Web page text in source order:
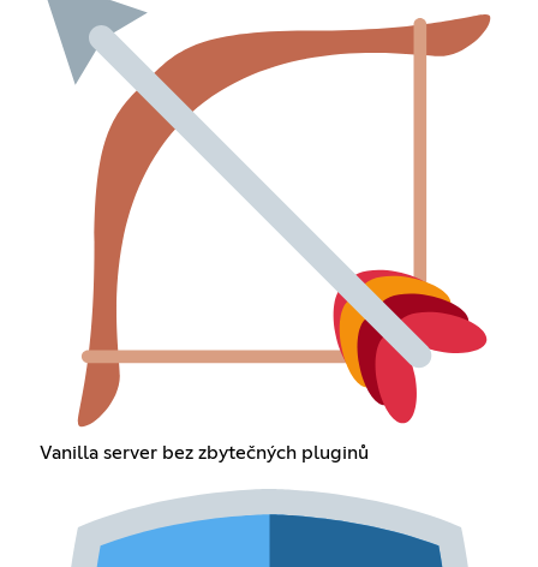
Vanilla server bez zbytečných pluginů